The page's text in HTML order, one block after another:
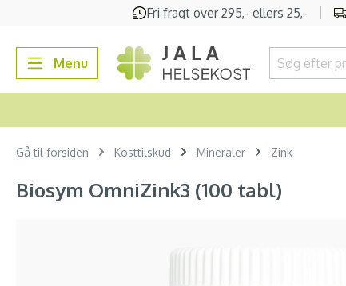
Gå til hovednavigationFri fragt over 295,- ellers 25,-
Menu
Gå til forsiden Kosttilskud Mineraler Zink
Biosym OmniZink3 (100 tabl)